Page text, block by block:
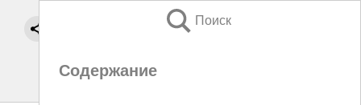
Поиск
Содержание